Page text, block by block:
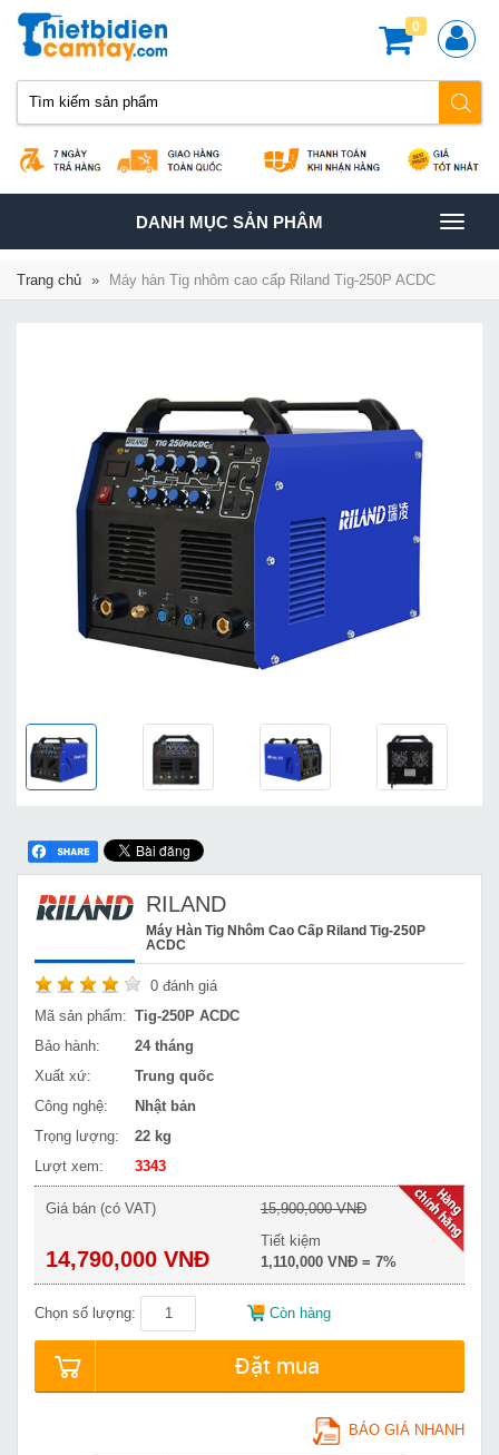
0
TOGGLE
NAVIGATION
DANH MỤC SẢN PHÂM
Trang chủ » Máy hàn Tig nhôm cao cấp Riland Tig-250P ACDC
RILAND
Máy Hàn Tig Nhôm Cao Cấp Riland Tig-250P
ACDC
0 đánh giá
Mã sản phẩm: Tig-250P ACDC
Bảo hành:
24 tháng
Xuất xứ:
Trung quốc
Công nghệ:
Nhật bản
Trọng lượng:
22 kg
Lượt xem:
3343
Giá bán (có VAT)
14,790,000 VNĐ
15,900,000 VNĐ
Tiết kiệm
1,110,000 VNĐ = 7%
Chọn số lượng: Còn hàng
Đặt mua
BÁO GIÁ NHANH